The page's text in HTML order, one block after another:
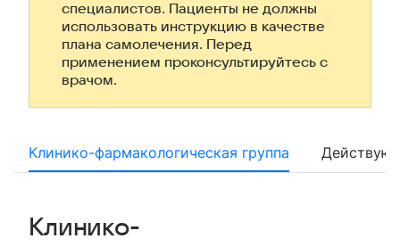
специалистов. Пациенты не должны
использовать инструкцию в качестве
плана самолечения. Перед
применением проконсультируйтесь с
врачом.
Клинико-фармакологическая группа
Клинико-